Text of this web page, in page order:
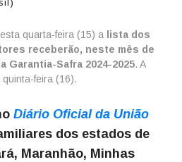
quarta-feira (15) a
lista dos
receberão, neste mês de
Garantia-Safra 2024-2025. A
feira (16).
Diário Oficial da União
dos estados de
Maranhão, Minhas